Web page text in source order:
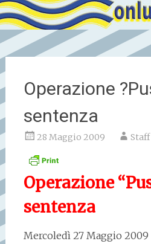
Operazione
sentenza
28 Maggio 2009 Staff
Operazione
sentenza
Mercoledì 27 Maggio 2009